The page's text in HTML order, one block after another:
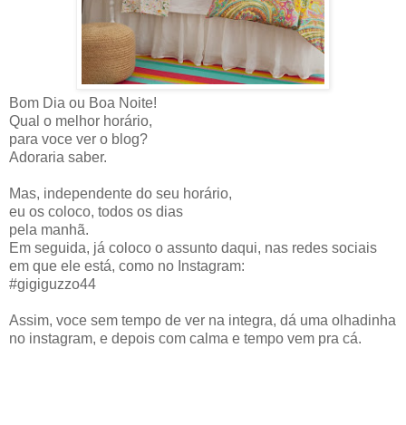
Bom Dia ou Boa Noite!
Qual o melhor horário,
para voce ver o blog?
Adoraria saber.
Mas, independente do seu horário,
eu os coloco, todos os dias
pela manhã.
Em seguida, já coloco o assunto daqui, nas redes sociais
em que ele está, como no Instagram:
#gigiguzzo44
Assim, voce sem tempo de ver na integra, dá uma olhadinha
no instagram, e depois com calma e tempo vem pra cá.